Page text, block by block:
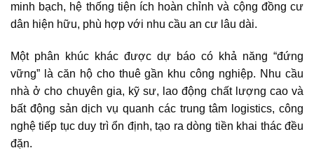
minh bạch, hệ thống tiện ích hoàn chỉnh và cộng đồng cư
dân hiện hữu, phù hợp với nhu cầu an cư lâu dài.
Một phân khúc khác được dự báo có khả năng “đứng
vững” là căn hộ cho thuê gần khu công nghiệp. Nhu cầu
nhà ở cho chuyên gia, kỹ sư, lao động chất lượng cao và
bất động sản dịch vụ quanh các trung tâm logistics, công
nghệ tiếp tục duy trì ổn định, tạo ra dòng tiền khai thác đều
đặn.